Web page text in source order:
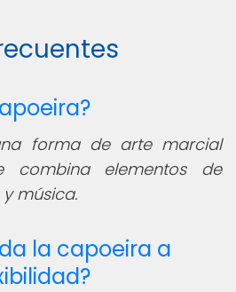
forma de arte marcial
combina elementos de
música.
la capoeira a